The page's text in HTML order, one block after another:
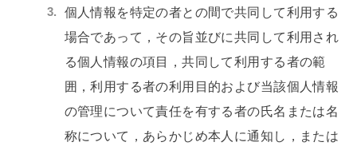
個人情報を特定の者との間で共同して利用する
場合であって，その旨並びに共同して利用され
る個人情報の項目，共同して利用する者の範
囲，利用する者の利用目的および当該個人情報
の管理について責任を有する者の氏名または名
称について，あらかじめ本人に通知し，または